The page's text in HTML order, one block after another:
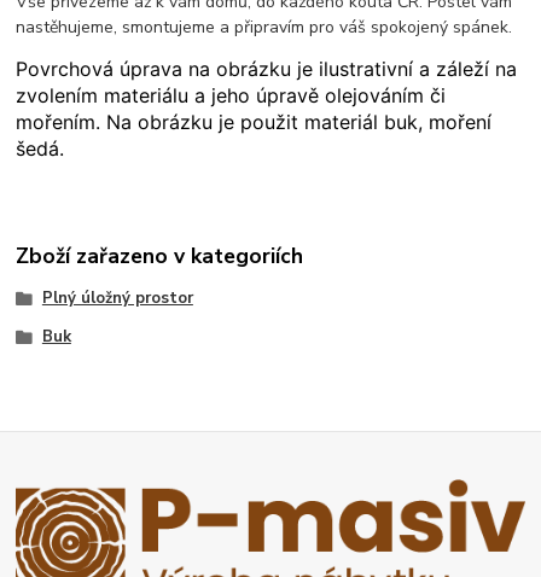
nastěhujeme, smontujeme a připravím pro váš spokojený spánek.
Povrchová úprava na obrázku je ilustrativní a záleží na
zvolením materiálu a jeho úpravě olejováním či
mořením. Na obrázku je použit materiál buk, moření
šedá.
Zboží zařazeno v kategoriích
Plný úložný prostor
Buk